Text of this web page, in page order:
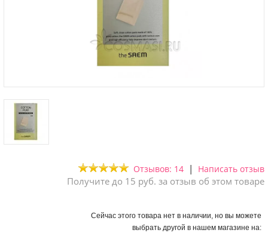
Отзывов: 14 | Написать отзыв
Получите до 15 руб. за отзыв об этом товаре
Сейчас этого товара нет в наличии, но вы можете
выбрать другой в нашем магазине на: